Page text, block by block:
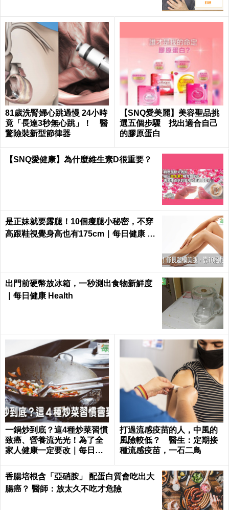
81歲洗腎婦心跳過慢 24小時
竟「長達3秒無心跳」！ 醫
驚險裝新型節律器
【SNQ愛美麗】美容聖品挑
選五個步驟 找出適合自己
的膠原蛋白
【SNQ愛健康】為什麼維生素D很重要？
是正妹就要露腿！10個瘦腿小秘密，不穿
高跟鞋視覺身高也有175cm｜每日健康 H
出門前硬幣放冰箱，一秒測出食物新鮮度
｜每日健康 Health
一鍋炒到底？這4種炒菜習慣
致癌、營養流光光！為了全
家人健康一定要改｜每日健
打過流感疫苗的人，中風的
風險較低？ 醫生：定期接
種流感疫苗，一石二鳥
香腸培根含「亞硝胺」 配蛋白質會吃出大
腸癌？ 醫師：放太久不吃才危險